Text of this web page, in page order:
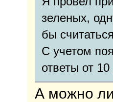
зеленых,
бы
С учетом
ответы от
А можно